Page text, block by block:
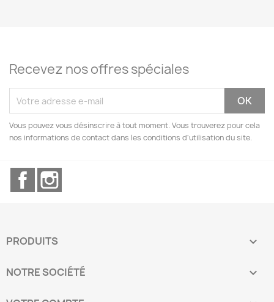
Recevez nos offres spéciales
Vous pouvez vous désinscrire à tout moment. Vous trouverez pour cela
nos informations de contact dans les conditions d'utilisation du site.
Facebook
PRODUITS 
NOTRE SOCIÉTÉ 